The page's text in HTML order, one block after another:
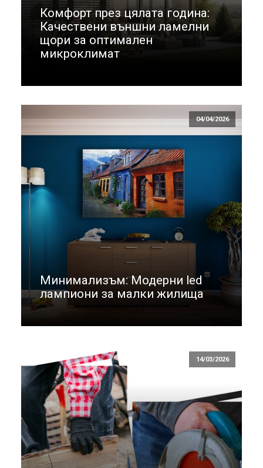
Комфорт през цялата година:
Качествени външни ламелни
щори за оптимален
микроклимат
04/04/2026
Минимализъм: Модерни led
лампиони за малки жилища
14/03/2026